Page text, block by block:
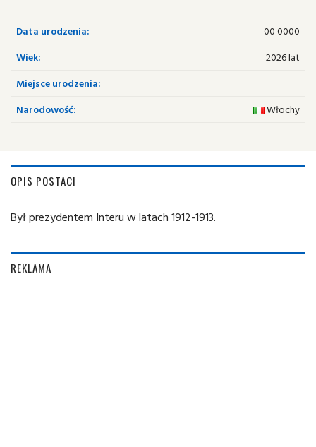
Data urodzenia:
00 0000
Wiek:
2026 lat
Miejsce urodzenia:
Narodowość:
Włochy
OPIS POSTACI
Był prezydentem Interu w latach 1912-1913.
REKLAMA